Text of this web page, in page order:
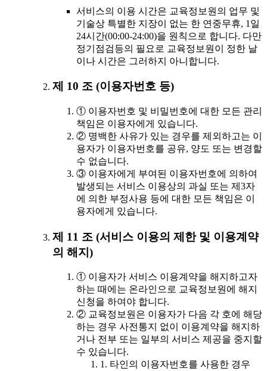
서비스의 이용 시간은 교육정보원의 업무 및
기술상 특별한 지장이 없는 한 연중무휴, 1일
24시간(00:00-24:00)을 원칙으로 합니다. 다만
정기점검등의 필요로 교육정보원이 정한 날
이나 시간은 그러하지 아니합니다.
제 10 조 (이용자번호 등)
① 이용자번호 및 비밀번호에 대한 모든 관리
책임은 이용자에게 있습니다.
② 명백한 사유가 있는 경우를 제외하고는 이
용자가 이용자번호를 공유, 양도 또는 변경할
수 없습니다.
③ 이용자에게 부여된 이용자번호에 의하여
발생되는 서비스 이용상의 과실 또는 제3자
에 의한 부정사용 등에 대한 모든 책임은 이
용자에게 있습니다.
제 11 조 (서비스 이용의 제한 및 이용계약
의 해지)
① 이용자가 서비스 이용계약을 해지하고자
하는 때에는 온라인으로 교육정보원에 해지
신청을 하여야 합니다.
② 교육정보원은 이용자가 다음 각 호에 해당
하는 경우 사전통지 없이 이용계약을 해지하
거나 전부 또는 일부의 서비스 제공을 중지할
수 있습니다.
1. 타인의 이용자번호를 사용한 경우